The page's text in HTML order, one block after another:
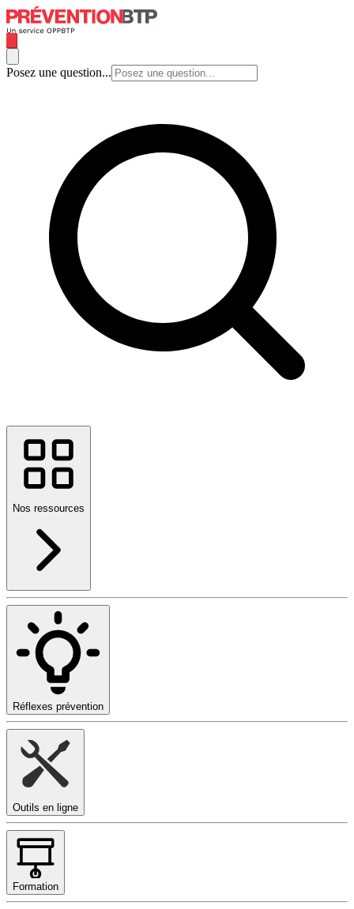
Posez une question...
Nos ressources
Réflexes prévention
Outils en ligne
Formation